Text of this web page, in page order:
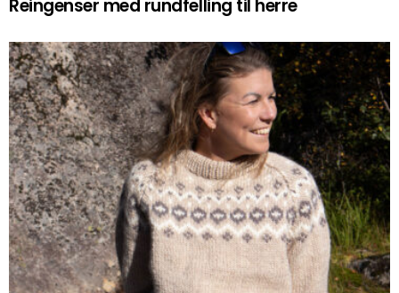
Reingenser med rundfelling til herre